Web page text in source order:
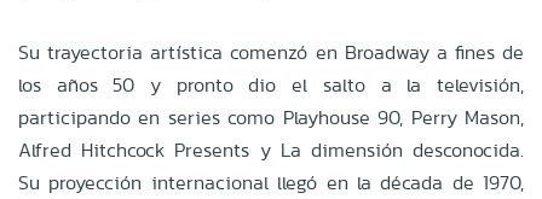
Su trayectoria artística comenzó en Broadway a fines de
los años 50 y pronto dio el salto a la televisión,
participando en series como Playhouse 90, Perry Mason,
Alfred Hitchcock Presents y La dimensión desconocida.
Su proyección internacional llegó en la década de 1970,